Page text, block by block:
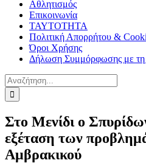
Αθλητισμός
Επικοινωνία
ΤΑΥΤΟΤΗΤΑ
Πολιτική Απορρήτου &
Όροι Χρήσης
Δήλωση Συμμόρφωσης με
Αναζήτηση
για:
Στο Μενίδι ο
εξέταση των
Αμβρακικού